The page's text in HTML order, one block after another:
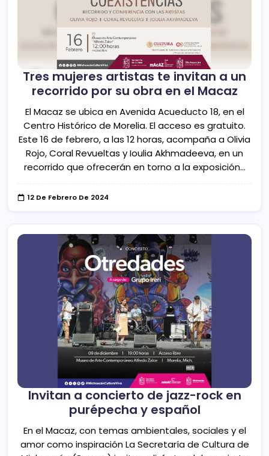
Tres mujeres artistas te invitan a un
recorrido por su obra en el Macaz
El Macaz se ubica en Avenida Acueducto 18, en el
Centro Histórico de Morelia. El acceso es gratuito.
Este 16 de febrero, a las 12 horas, acompaña a Olivia
Rojo, Coral Revueltas y Ioulia Akhmadeeva, en un
recorrido que ofrecerán en torno a la exposición…
12 De Febrero De 2024
Invitan a concierto de jazz-rock en
purépecha y español
En el Macaz, con temas ambientales, sociales y el
amor como inspiración La Secretaría de Cultura de